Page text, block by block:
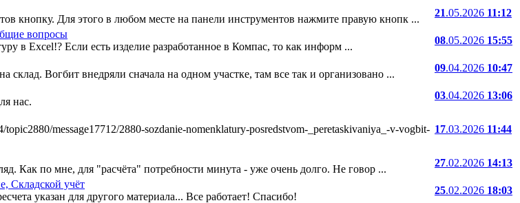
кнопку. Для этого в любом месте на панели инструментов нажмите правую кнопк ...
21.05.2026 11:12
вопросы
в Excel!? Если есть изделие разработанное в Компас, то как информ ...
08.05.2026 15:55
Вогбит внедряли сначала на одном участке, там все так и организовано ...
09.04.2026 10:47
нас.
03.04.2026 13:06
message17712/2880-sozdanie-nomenklatury-posredstvom-_peretaskivaniya_-v-vogbit- 17.03.2026 11:44
Как по мне, для "расчёта" потребности минута - уже очень долго. Не говор ...
27.02.2026 14:13
Складской учёт
указан для другого материала... Все работает! Спасибо!
25.02.2026 18:03